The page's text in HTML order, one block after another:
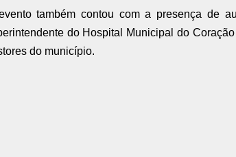
também contou com a presença de
do Hospital Municipal do
do município.